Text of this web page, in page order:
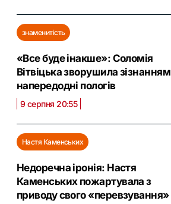
знаменитість
«Все буде інакше»: Соломія
Вітвіцька зворушила зізнанням
напередодні пологів
9 серпня 20:55
Настя Каменських
Недоречна іронія: Настя
Каменських пожартувала з
приводу свого «перевзування»